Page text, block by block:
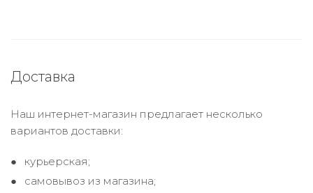
Доставка
Наш интернет-магазин предлагает несколько
вариантов доставки:
курьерская;
самовывоз из магазина;